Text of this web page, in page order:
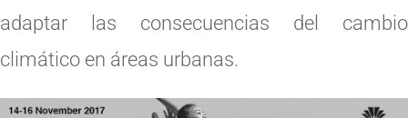
adaptar las consecuencias del cambio
climático en áreas urbanas.